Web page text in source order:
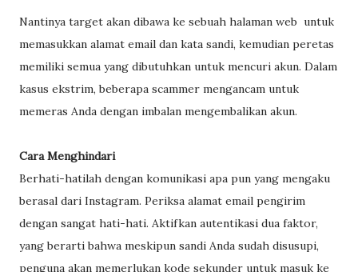
Nantinya target akan dibawa ke sebuah halaman web untuk
memasukkan alamat email dan kata sandi, kemudian peretas
memiliki semua yang dibutuhkan untuk mencuri akun. Dalam
kasus ekstrim, beberapa scammer mengancam untuk
memeras Anda dengan imbalan mengembalikan akun.
Cara Menghindari
Berhati-hatilah dengan komunikasi apa pun yang mengaku
berasal dari Instagram. Periksa alamat email pengirim
dengan sangat hati-hati. Aktifkan autentikasi dua faktor,
yang berarti bahwa meskipun sandi Anda sudah disusupi,
penguna akan memerlukan kode sekunder untuk masuk ke